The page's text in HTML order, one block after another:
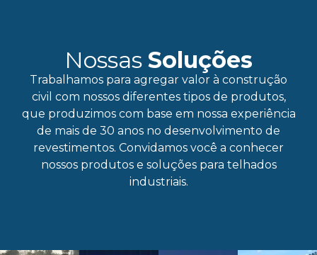
Nossas Soluções
Trabalhamos para agregar valor à construção
civil com nossos diferentes tipos de produtos,
que produzimos com base em nossa experiência
de mais de 30 anos no desenvolvimento de
revestimentos. Convidamos você a conhecer
nossos produtos e soluções para telhados
industriais.
Rust
Tratamento
Anticorrosivo
Saiba
mais
Proof
Impermeabilizante
Saiba
Therm
Tratamento
Térmico
Saiba
mais